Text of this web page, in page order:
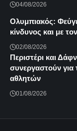
04/08/2026
Ολυμπιακός:
κίνδυνος και με
02/08/2026
Περιστέρι και
συνεργαστούν
αθλητών
01/08/2026